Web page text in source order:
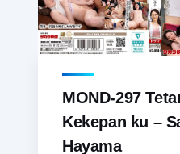
MOND-297
Kekepan ku –
Hayama